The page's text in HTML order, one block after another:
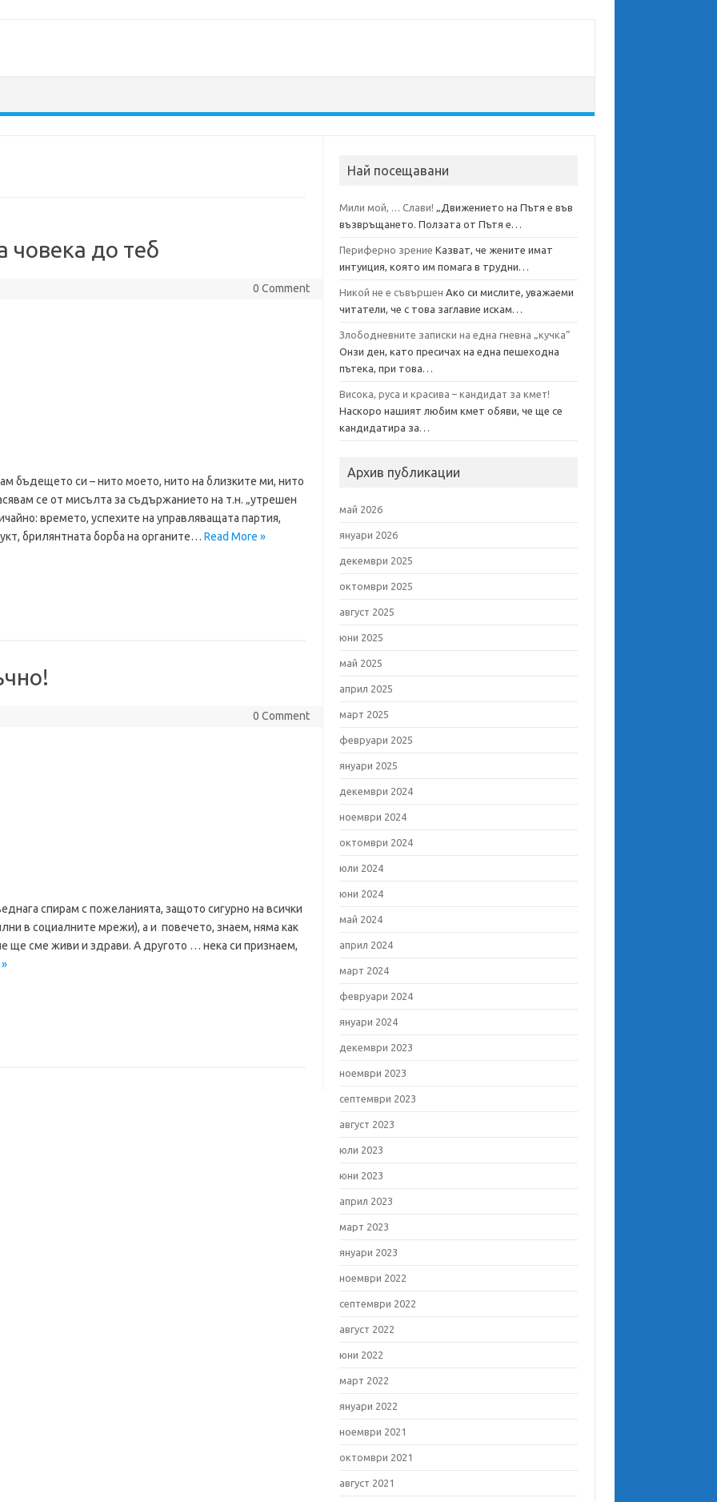
човека до теб
0 Comment
бъдещето си – нито моето, нито на близките ми, нито
се от мисълта за съдържанието на т.н. „утрешен
времето, успехите на управляващата партия,
брилянтната борба на органите… Read More »
0 Comment
спирам с пожеланията, защото сигурно на всички
в социалните мрежи), а и повечето, знаем, няма как
ще сме живи и здрави. А другото … нека си признаем,
Най посещавани
Мили мой, … Слави! „Движението на Пътя е във
възвръщането. Ползата от Пътя е…
Периферно зрение Казват, че жените имат
интуиция, която им помага в трудни…
Никой не е съвършен Ако си мислите, уважаеми
читатели, че с това заглавие искам…
Злободневните записки на една гневна „кучка”
Онзи ден, като пресичах на една пешеходна
пътека, при това…
Висока, руса и красива – кандидат за кмет!
Наскоро нашият любим кмет обяви, че ще се
кандидатира за…
Архив публикации
май 2026
януари 2026
декември 2025
октомври 2025
август 2025
юни 2025
май 2025
април 2025
март 2025
февруари 2025
януари 2025
декември 2024
ноември 2024
октомври 2024
юли 2024
юни 2024
май 2024
април 2024
март 2024
февруари 2024
януари 2024
декември 2023
ноември 2023
септември 2023
август 2023
юли 2023
юни 2023
април 2023
март 2023
януари 2023
ноември 2022
септември 2022
август 2022
юни 2022
март 2022
януари 2022
ноември 2021
октомври 2021
август 2021